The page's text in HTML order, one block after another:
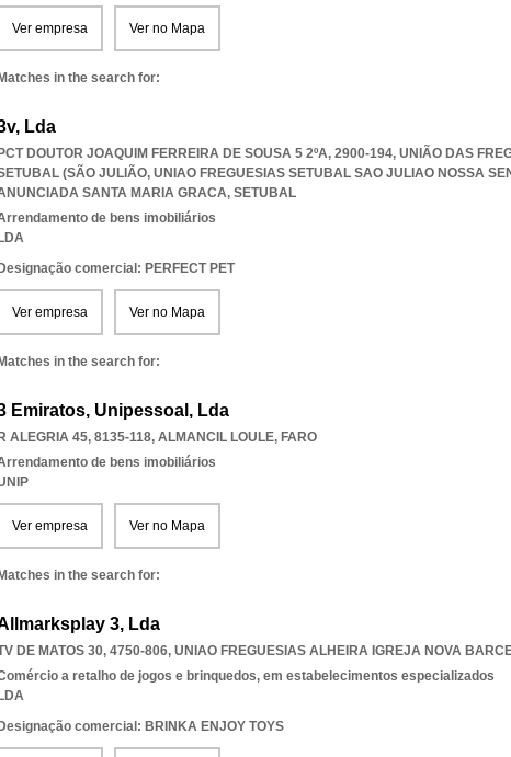
Ver empresa Ver no Mapa
Matches in the search for:
Lda
PCT DOUTOR JOAQUIM FERREIRA DE SOUSA 5 2ºA, 2900-194, UNIÃO DAS
(SÃO JULIÃO, UNIAO FREGUESIAS SETUBAL SAO JULIAO NOSSA
SANTA MARIA GRACA, SETUBAL
de bens imobiliários
LDA
Designação comercial: PERFECT PET
Ver empresa Ver no Mapa
Matches in the search for:
Emiratos, Unipessoal, Lda
R ALEGRIA 45, 8135-118, ALMANCIL LOULE, FARO
de bens imobiliários
Ver empresa Ver no Mapa
Matches in the search for:
3, Lda
DE MATOS 30, 4750-806, UNIAO FREGUESIAS ALHEIRA IGREJA NOVA
a retalho de jogos e brinquedos, em estabelecimentos especializados
LDA
Designação comercial: BRINKA ENJOY TOYS